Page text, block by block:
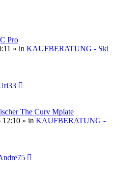
Pro
» in KAUFBERATUNG - Ski
The Curv Mplate
12:10 » in KAUFBERATUNG -